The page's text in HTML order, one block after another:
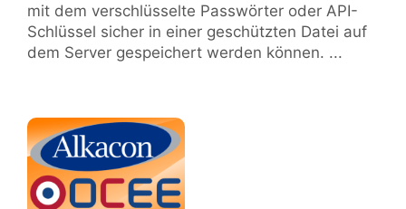
mit dem verschlüsselte Passwörter oder API-
Schlüssel sicher in einer geschützten Datei auf
dem Server gespeichert werden können. ...